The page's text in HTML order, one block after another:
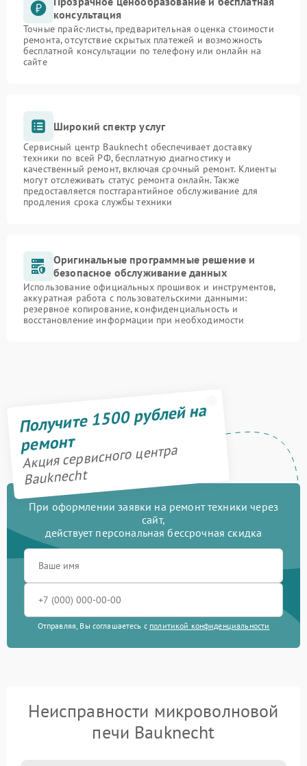
консультация
Точные прайс-листы, предварительная оценка стоимости
ремонта, отсутствие скрытых платежей и возможность
бесплатной консультации по телефону или онлайн на
сайте
Широкий спектр услуг
Сервисный центр Bauknecht обеспечивает доставку
техники по всей РФ, бесплатную диагностику и
качественный ремонт, включая срочный ремонт. Клиенты
могут отслеживать статус ремонта онлайн. Также
предоставляется постгарантийное обслуживание для
продления срока службы техники
Оригинальные программные решение и
безопасное обслуживание данных
Использование официальных прошивок и инструментов,
аккуратная работа с пользовательскими данными:
резервное копирование, конфиденциальность и
восстановление информации при необходимости
Получите 1500 рублей на
ремонт
Акция сервисного центра
Bauknecht
При оформлении заявки на ремонт техники через
сайт,
действует персональная бессрочная скидка
Отправляя, Вы соглашаетесь с политикой конфиденциальности
Неисправности микроволновой
печи Bauknecht